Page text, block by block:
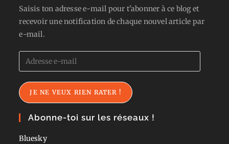
Saisis ton adresse e-mail pour t'abonner à ce blog et
recevoir une notification de chaque nouvel article par
e-mail.
Adresse
e-
mail
JE NE VEUX RIEN RATER !
Abonne-toi sur les réseaux !
Bluesky